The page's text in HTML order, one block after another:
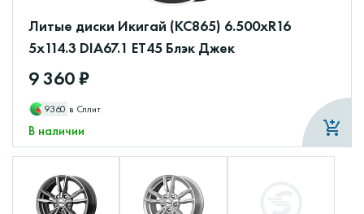
Литые диски Икигай (КС865) 6.500xR16
5x114.3 DIA67.1 ET45 Блэк Джек
9 360 ₽
9360 в Сплит
В наличии